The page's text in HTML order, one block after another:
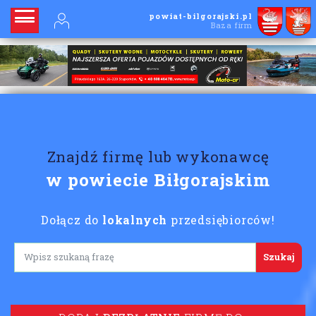
powiat-bilgorajski.pl
Baza firm
Znajdź firmę lub wykonawcę
w powiecie Biłgorajskim
Dołącz do lokalnych przedsiębiorców!
Lorem ipsum